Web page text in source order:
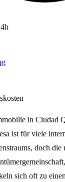
in Ciudad
ist für viele
doch
sich oft zu